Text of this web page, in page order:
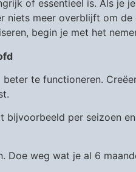
of essentieel is. Als je
niets meer overblijft om
begin je met het
te functioneren.
bijvoorbeeld per seizoen
Doe weg wat je al 6